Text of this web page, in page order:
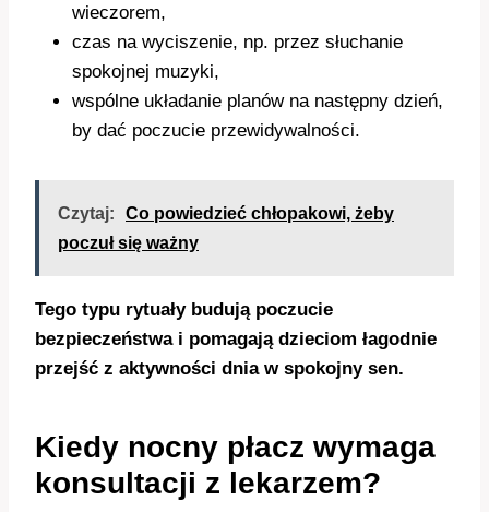
wieczorem,
czas na wyciszenie, np. przez słuchanie
spokojnej muzyki,
wspólne układanie planów na następny dzień,
by dać poczucie przewidywalności.
Czytaj:
Co powiedzieć chłopakowi, żeby
poczuł się ważny
Tego typu rytuały budują poczucie
bezpieczeństwa i pomagają dzieciom łagodnie
przejść z aktywności dnia w spokojny sen.
Kiedy nocny płacz wymaga
konsultacji z lekarzem?